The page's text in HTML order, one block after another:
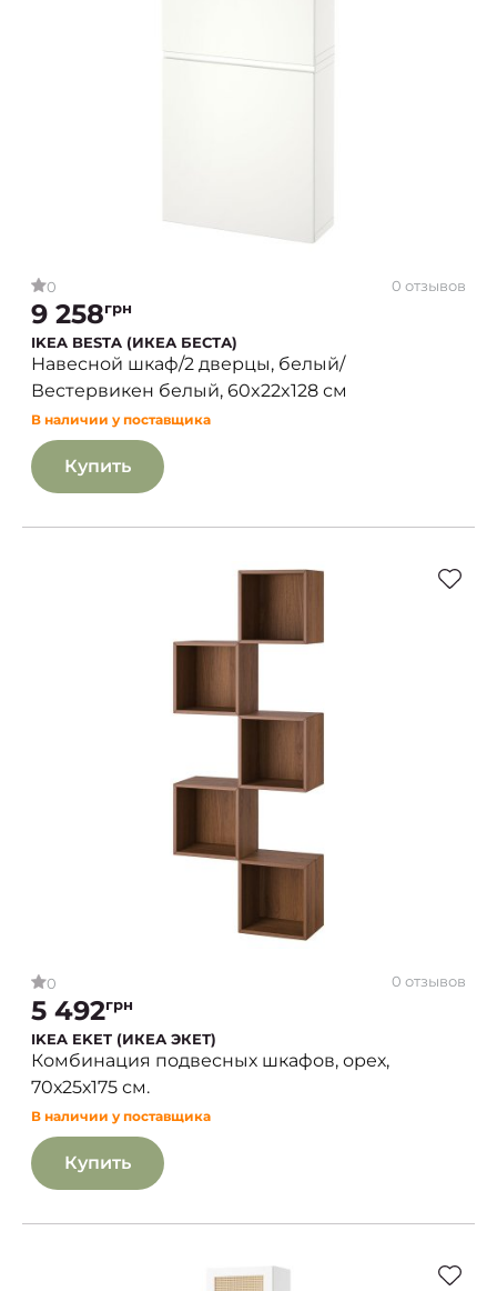
0 0 отзывов
9 258грн
IKEA BESTA (ИКЕА БЕСТА)
Навесной шкаф/2 дверцы, белый/
Вестервикен белый, 60x22x128 см
В наличии у поставщика
Купить
0 0 отзывов
5 492грн
IKEA EKET (ИКЕА ЭКЕТ)
Комбинация подвесных шкафов, орех,
70х25х175 см.
В наличии у поставщика
Купить